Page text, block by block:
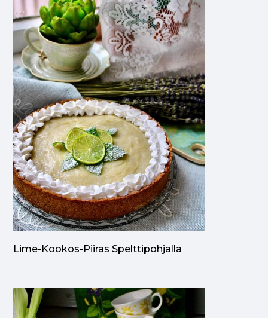
Lime-Kookos-Piiras Spelttipohjalla